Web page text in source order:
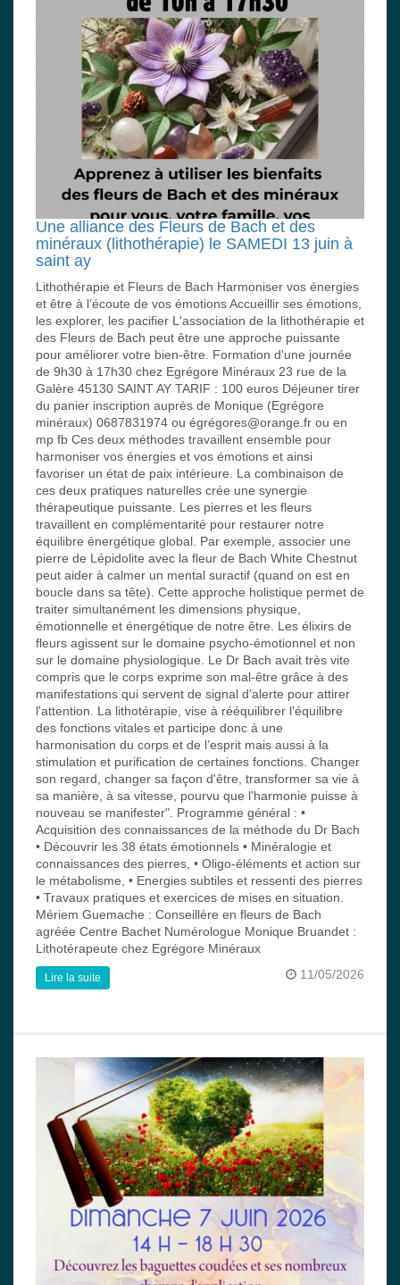
Une alliance des Fleurs de Bach et des
minéraux (lithothérapie) le SAMEDI 13 juin à
saint ay
Lithothérapie et Fleurs de Bach Harmoniser vos énergies
et être à l’écoute de vos émotions Accueillir ses émotions,
les explorer, les pacifier L'association de la lithothérapie et
des Fleurs de Bach peut être une approche puissante
pour améliorer votre bien-être. Formation d'une journée
de 9h30 à 17h30 chez Egrégore Minéraux 23 rue de la
Galère 45130 SAINT AY TARIF : 100 euros Déjeuner tirer
du panier inscription auprès de Monique (Egrégore
minéraux) 0687831974 ou égrégores@orange.fr ou en
mp fb Ces deux méthodes travaillent ensemble pour
harmoniser vos énergies et vos émotions et ainsi
favoriser un état de paix intérieure. La combinaison de
ces deux pratiques naturelles crée une synergie
thérapeutique puissante. Les pierres et les fleurs
travaillent en complémentarité pour restaurer notre
équilibre énergétique global. Par exemple, associer une
pierre de Lépidolite avec la fleur de Bach White Chestnut
peut aider à calmer un mental suractif (quand on est en
boucle dans sa tête). Cette approche holistique permet de
traiter simultanément les dimensions physique,
émotionnelle et énergétique de notre être. Les élixirs de
fleurs agissent sur le domaine psycho-émotionnel et non
sur le domaine physiologique. Le Dr Bach avait très vite
compris que le corps exprime son mal-être grâce à des
manifestations qui servent de signal d'alerte pour attirer
l'attention. La lithotérapie, vise à rééquilibrer l’équilibre
des fonctions vitales et participe donc à une
harmonisation du corps et de l’esprit mais aussi à la
stimulation et purification de certaines fonctions. Changer
son regard, changer sa façon d'être, transformer sa vie à
sa manière, à sa vitesse, pourvu que l'harmonie puisse à
nouveau se manifester". Programme général : •
Acquisition des connaissances de la méthode du Dr Bach
• Découvrir les 38 états émotionnels • Minéralogie et
connaissances des pierres, • Oligo-éléments et action sur
le métabolisme, • Energies subtiles et ressenti des pierres
• Travaux pratiques et exercices de mises en situation.
Mériem Guemache : Conseillère en fleurs de Bach
agréée Centre Bachet Numérologue Monique Bruandet :
Lithotérapeute chez Egrégore Minéraux
11/05/2026
Lire la suite